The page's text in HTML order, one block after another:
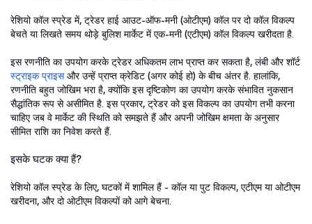
रेशियो कॉल स्प्रेड में, ट्रेडर हाई आउट-ऑफ-मनी (ओटीएम) कॉल पर दो कॉल विकल्प
बेचते या लिखते समय थोड़े बुलिश मार्केट में एक-मनी (एटीएम) कॉल विकल्प खरीदता है.
इस रणनीति का उपयोग करके ट्रेडर अधिकतम लाभ प्राप्त कर सकता है, लंबी और शॉर्ट
स्ट्राइक प्राइसऔर उन्हें प्राप्त क्रेडिट (अगर कोई हो) के बीच अंतर है. हालांकि,
रणनीति बहुत जोखिम भरा है, क्योंकि इस दृष्टिकोण का उपयोग करके संभावित नुकसान
सैद्धांतिक रूप से असीमित है. इस प्रकार, ट्रेडर को इस विकल्प का उपयोग तभी करना
चाहिए जब वे मार्केट की स्थिति को समझते हैं और अपनी जोखिम क्षमता के अनुसार
सीमित राशि का निवेश करते हैं.
इसके घटक क्या हैं?
रेशियो कॉल स्प्रेड के लिए, घटकों में शामिल हैं - कॉल या पुट विकल्प, एटीएम या ओटीएम
खरीदना, और दो ओटीएम विकल्पों को आगे बेचना.